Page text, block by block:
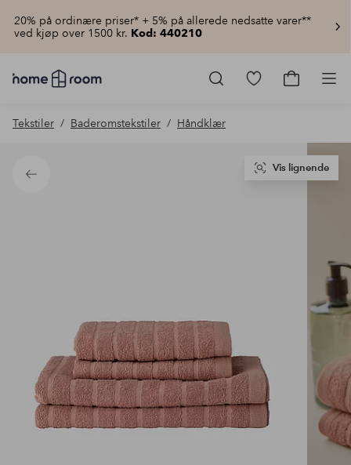
20% på ordinære priser* + 5% på allerede nedsatte varer**
ved kjøp over 1500 kr. Kod: 440210
Homeroom
–
hjemmet
pris
Gå
Gå
Tekstiler Baderomstekstiler Håndklær
Tilbake
Vis lignende